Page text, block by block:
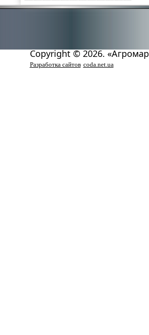
Copyright © 2026.
Разработка сайтов coda.net.ua